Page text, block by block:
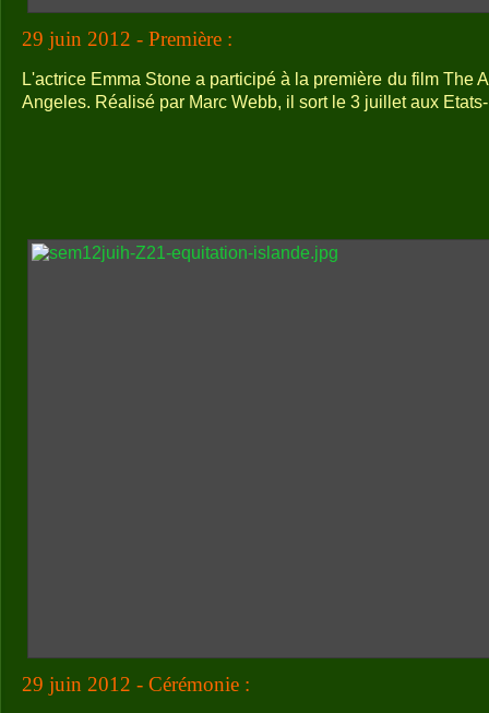
29 juin 2012 - Première :
L'actrice Emma Stone a participé à la première du film The
Angeles. Réalisé par Marc Webb, il sort le 3 juillet aux
29 juin 2012 - Cérémonie :